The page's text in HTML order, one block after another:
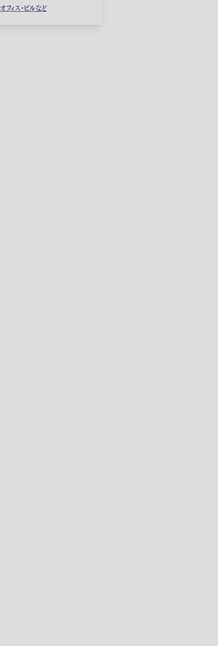
オフィス・ビルなど